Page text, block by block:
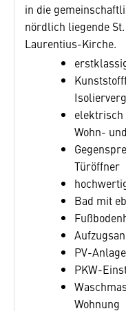
in die
nördlich liegende St.
Laurentius-Kirche.
elektrisch
Wohn-
Türöffner
Bad mit
PV-Anlage
PKW-
Wohnung